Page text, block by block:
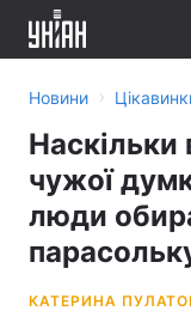
Новини ›
Наскільки
чужої
люди
КАТЕРИНА